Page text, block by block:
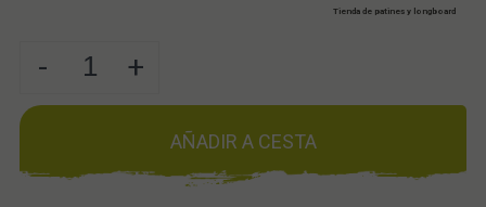
Tienda de patines y longboard
- +
AÑADIR A CESTA